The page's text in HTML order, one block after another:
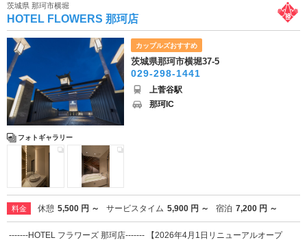
茨城県 那珂市横堀
HOTEL FLOWERS 那珂店
フォトギャラリー
カップルズおすすめ
茨城県那珂市横堀37-5
029-298-1441
上菅谷駅
那珂IC
料金 休憩 5,500 円 ～ サービスタイム 5,900 円 ～ 宿泊 7,200 円 ～
-------HOTEL フラワーズ 那珂店------- 【2026年4月1日リニューアルオープ